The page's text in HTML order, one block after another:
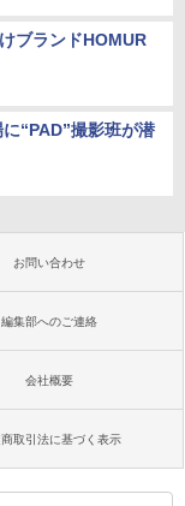
ブランドHOMUR
“PAD”撮影班が潜
お問い合わせ
編集部へのご連絡
会社概要
取引法に基づく表示